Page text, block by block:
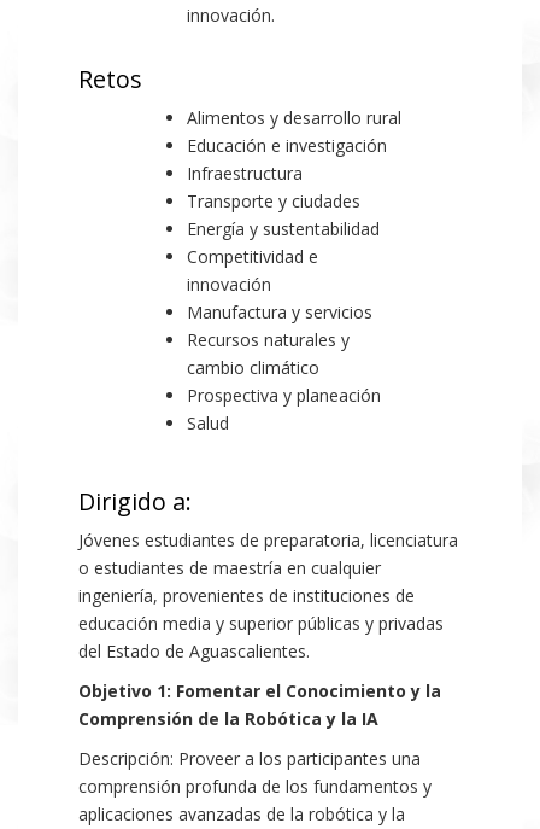
innovación.
Retos
Alimentos y desarrollo rural
Educación e investigación
Infraestructura
Transporte y ciudades
Energía y sustentabilidad
Competitividad e
innovación
Manufactura y servicios
Recursos naturales y
cambio climático
Prospectiva y planeación
Salud
Dirigido a:
Jóvenes estudiantes de preparatoria, licenciatura
o estudiantes de maestría en cualquier
ingeniería, provenientes de instituciones de
educación media y superior públicas y privadas
del Estado de Aguascalientes.
Objetivo 1: Fomentar el Conocimiento y la
Comprensión de la Robótica y la IA
Descripción: Proveer a los participantes una
comprensión profunda de los fundamentos y
aplicaciones avanzadas de la robótica y la